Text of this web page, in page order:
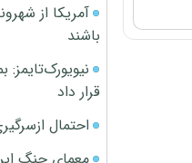
آمریکا از
باشند
قرار داد
احتمال